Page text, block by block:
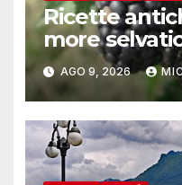
Ricette
more
mȗres
AGO 9, 2026